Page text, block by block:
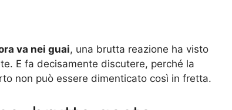
va nei guai, una brutta reazione ha visto
E fa decisamente discutere, perché la
non può essere dimenticato così in fretta.